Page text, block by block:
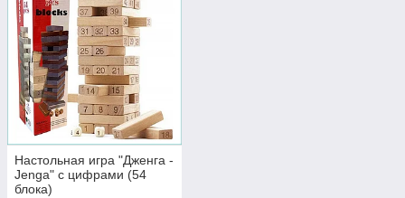
Настольная игра "Дженга -
Jenga" с цифрами (54
блока)